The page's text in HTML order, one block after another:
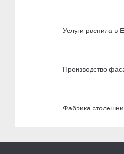
Услуги распила в
Производство
Фабрика